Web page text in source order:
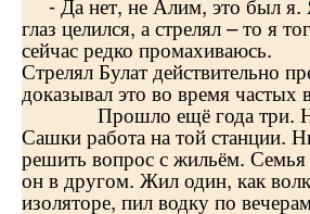
глаз целился, а стрелял – то я
сейчас редко промахиваюсь.
Стрелял Булат действительно
доказывал это во время частых
Прошло ещё года три. Не
Сашки работа на той станции.
решить вопрос с жильём.
он в другом. Жил один, как
изоляторе, пил водку по